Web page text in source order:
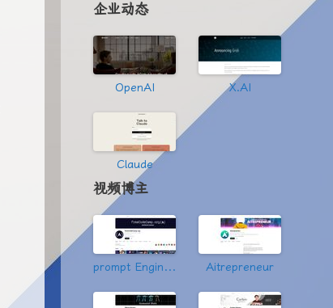
企业动态
OpenAI X.AI
Claude
视频博主
prompt Engineering Aitrepreneur